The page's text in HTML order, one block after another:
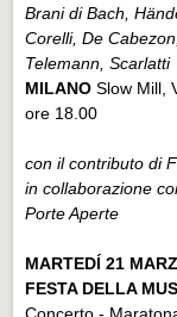
Brani di Bach,
Corelli, De
Telemann, Scarlatti
MILANO Slow Mill,
ore 18.00
con il contributo di
in collaborazione
Porte Aperte
MARTEDÍ 21
FESTA DELLA